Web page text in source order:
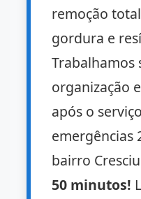
remoção
gordura e
Trabalhamos
organização
após o
emergências
bairro
50 minutos!